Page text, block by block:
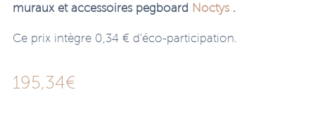
muraux et accessoires pegboard Noctys.
Ce prix intègre 0,34 € d’éco-participation.
195,34€